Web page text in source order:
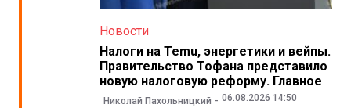
Новости
Налоги на Temu, энергетики и вейпы.
Правительство Тофана представило
новую налоговую реформу. Главное
Николай Пахольницкий 06.08.2026 14:50